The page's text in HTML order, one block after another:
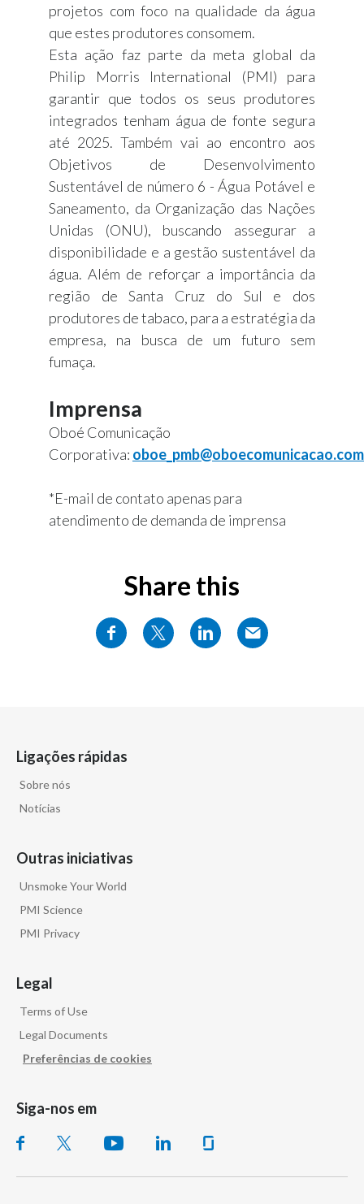
projetos com foco na qualidade da água
que estes produtores consomem.
Esta ação faz parte da meta global da
Philip Morris International (PMI) para
garantir que todos os seus produtores
integrados tenham água de fonte segura
até 2025. Também vai ao encontro aos
Objetivos de Desenvolvimento
Sustentável de número 6 - Água Potável e
Saneamento, da Organização das Nações
Unidas (ONU), buscando assegurar a
disponibilidade e a gestão sustentável da
água. Além de reforçar a importância da
região de Santa Cruz do Sul e dos
produtores de tabaco, para a estratégia da
empresa, na busca de um futuro sem
fumaça.
Imprensa
Oboé Comunicação
Corporativa:
*E-mail de contato apenas para
atendimento de demanda de imprensa
Share this
Ligações rápidas
Sobre nós
Notícias
Outras iniciativas
Unsmoke Your World
PMI Science
PMI Privacy
Legal
Terms of Use
Legal Documents
Preferências de cookies
Siga-nos em